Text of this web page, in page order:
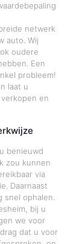
netwerk
auto. Wij
oudere
Een
probleem!
laat u
en
benieuwd
zou kunnen
via
Daarnaast
ophalen.
bij u
we voor
dat u voor